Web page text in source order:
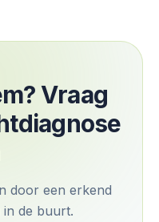
Vraag
door een erkend
de buurt.